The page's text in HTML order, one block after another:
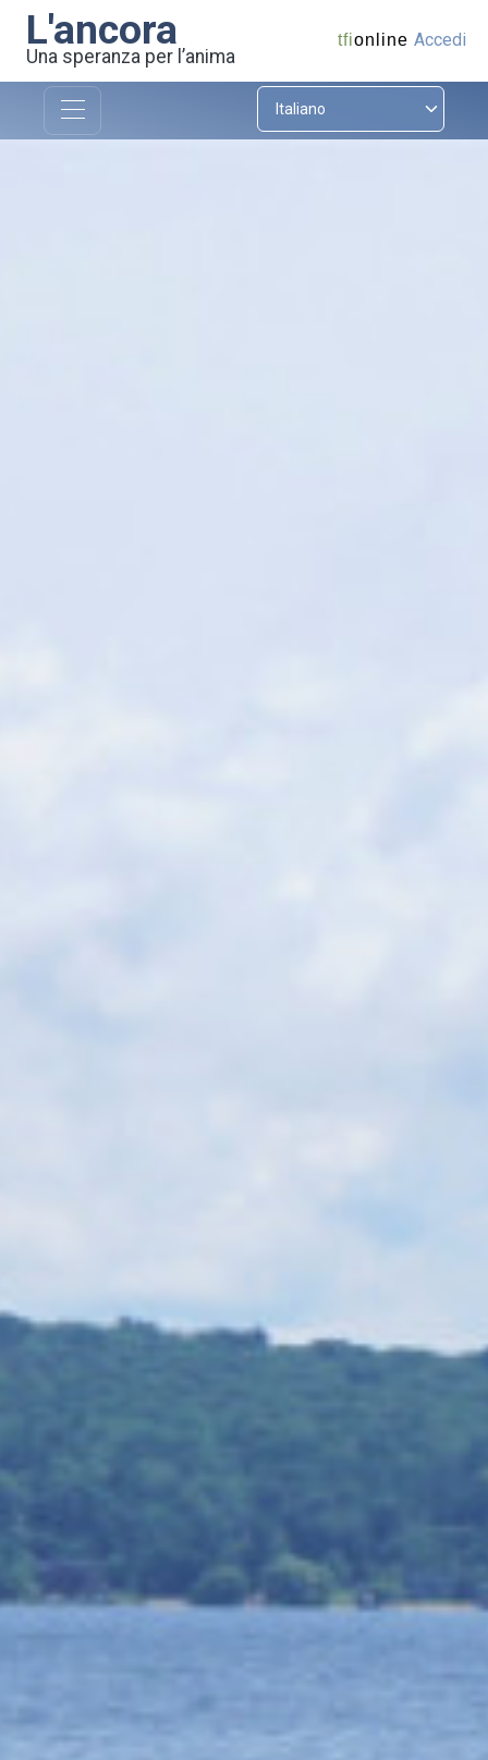
L'ancora
Una speranza per l’anima
tfionline Accedi